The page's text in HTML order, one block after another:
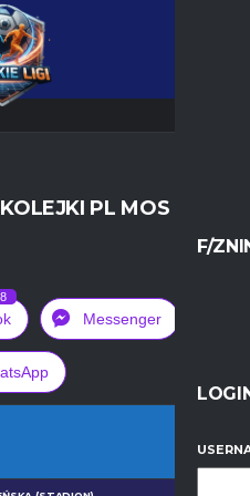
F/
PL MOS
8
Messenger